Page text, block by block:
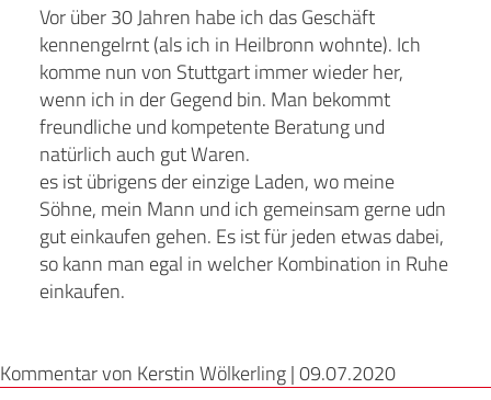
Vor über 30 Jahren habe ich das Geschäft
kennengelrnt (als ich in Heilbronn wohnte). Ich
komme nun von Stuttgart immer wieder her,
wenn ich in der Gegend bin. Man bekommt
freundliche und kompetente Beratung und
natürlich auch gut Waren.
es ist übrigens der einzige Laden, wo meine
Söhne, mein Mann und ich gemeinsam gerne udn
gut einkaufen gehen. Es ist für jeden etwas dabei,
so kann man egal in welcher Kombination in Ruhe
einkaufen.
Kommentar von Kerstin Wölkerling |09.07.2020